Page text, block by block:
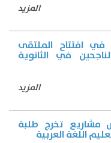
المزيد
افتتاح الملتقى
في الثانوية
المزيد
مشاريع تخرج طلبة
اللغة العربية